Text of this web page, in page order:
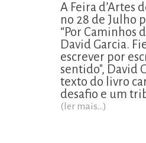
A Feira d’Artes
no 28 de Julho
“Por Caminhos
David Garcia.
escrever por
sentido", David
texto do livro
desafio e um
(ler mais...)